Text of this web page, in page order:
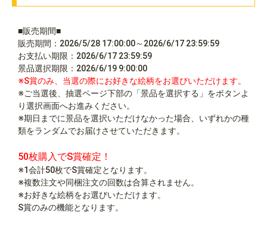
■販売期間■
販売期間：2026/5/28 17:00:00～2026/6/17 23:59:59
お支払い期限：2026/6/17 23:59:59
景品選択期限：2026/6/19 9:00:00
※S賞のみ、当選の際にお好きな絵柄をお選びいただけます。
※ご当選後、抽選ページ下部の「景品を選択する」をボタンよ
り選択画面へお進みください。
※期日までに景品を選択いただけなかった場合、いずれかの種
類をランダムでお届けさせていただきます。
50枚購入でS賞確定！
※1会計50枚でS賞確定となります。
※複数注文や同梱注文の回数は合算されません。
※お好きな絵柄をお選びいただけます。
S賞のみの機能となります。